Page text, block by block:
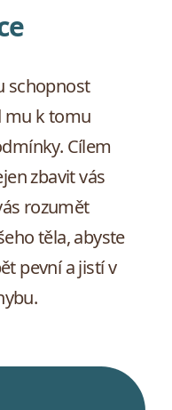
schopnost
mu k tomu
Cílem
zbavit vás
rozumět
těla, abyste
pevní a jistí v